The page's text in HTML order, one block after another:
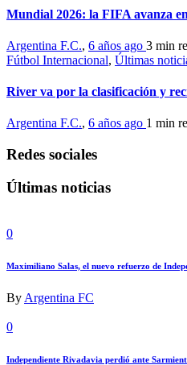
Mundial 2026: la FIFA avanza
Argentina F.C., 6 años ago 3 min
Fútbol Internacional, Últimas
River va por la clasificación y
Argentina F.C., 6 años ago 1 min
Redes sociales
Últimas noticias
0
Maximiliano Salas, el nuevo refuerzo de
By Argentina FC
0
Independiente Rivadavia perdió ante